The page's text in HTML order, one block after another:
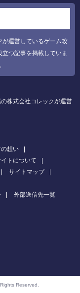
運営しているゲーム攻
つ記事を掲載していま
株式会社コレックが運営
想い
トについて
サイトマップ
外部送信先一覧
Reserved.